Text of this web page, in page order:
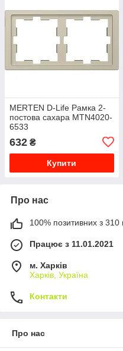
MERTEN D-Life Рамка 2-
постова сахара MTN4020-
6533
632 ₴
Купити
Про нас
100% позитивних з 310
Працює з 11.01.2021
м. Харків
Харків, Україна
Контакти
Про нас